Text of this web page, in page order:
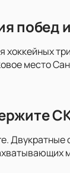
побед
хоккейных
место
Двукратные